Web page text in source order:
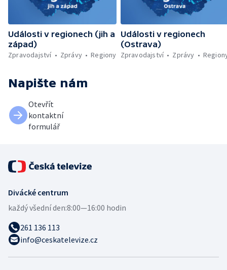
Události v regionech (jih a
západ)
Zpravodajství
Zprávy Regiony
Události v regionech
(Ostrava)
Zpravodajství
Zprávy
Napište nám
Otevřít
kontaktní
formulář
Divácké centrum
každý všední den:8:00—16:00 hodin
261 136 113
info@ceskatelevize.cz